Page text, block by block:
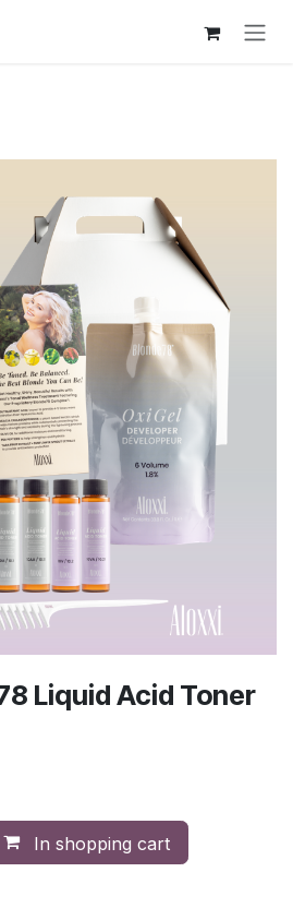
Liquid Acid Toner
In shopping cart